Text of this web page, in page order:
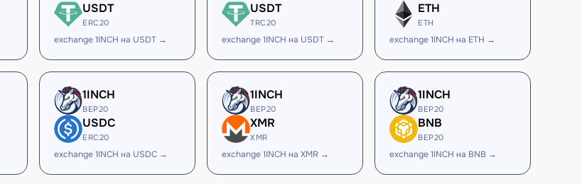
USDT
ERC20
exchange 1INCH на USDT →
USDT
TRC20
exchange 1INCH на USDT →
ETH
ETH
exchange 1INCH на ETH →
1INCH
BEP20
USDC
ERC20
exchange 1INCH на USDC →
1INCH
BEP20
XMR
XMR
exchange 1INCH на XMR →
1INCH
BEP20
BNB
BEP20
exchange 1INCH на BNB →